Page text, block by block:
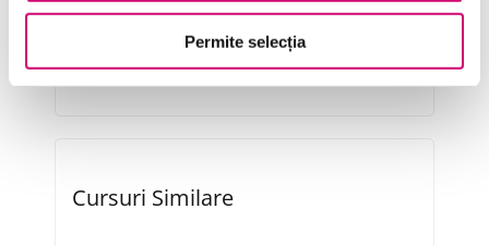
Permite selecția
Transformare Digitală
Cursuri Similare